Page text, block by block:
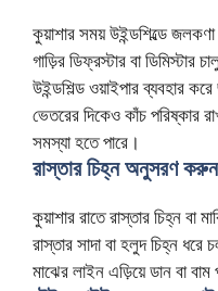
কুয়াশার সময় উইন্ডশিল্ডে জলকণা
গাড়ির ডিফ্রস্টার বা ডিমিস্টার
উইন্ডশিল্ড ওয়াইপার ব্যবহার
ভেতরের দিকেও কাঁচ পরিষ্কার
সমস্যা হতে পারে।
রাস্তার চিহ্ন অনুসরণ করুন
কুয়াশার রাতে রাস্তার চিহ্ন বা
রাস্তার সাদা বা হলুদ চিহ্ন ধরে
মাঝের লাইন এড়িয়ে ডান বা